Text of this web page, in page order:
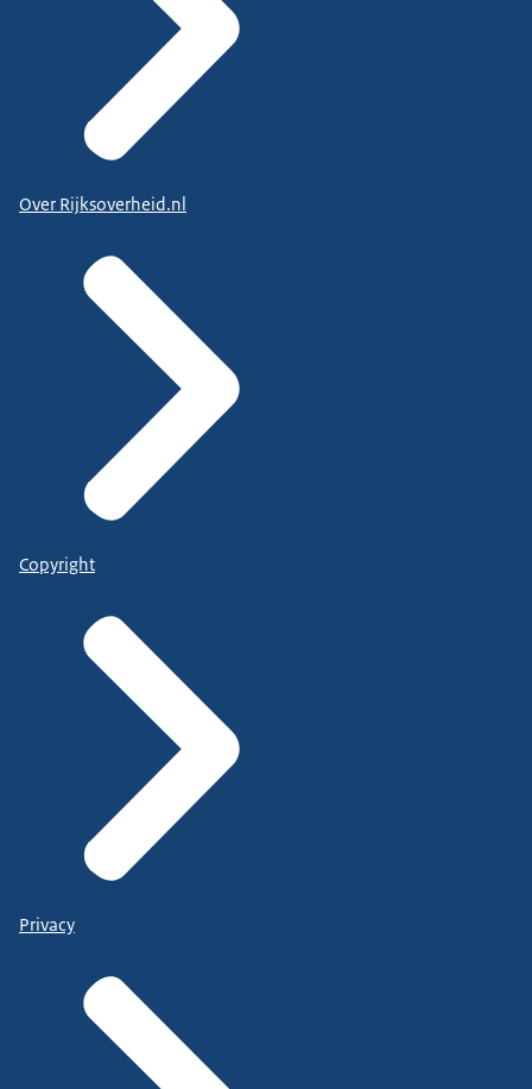
Over Rijksoverheid.nl
Copyright
Privacy